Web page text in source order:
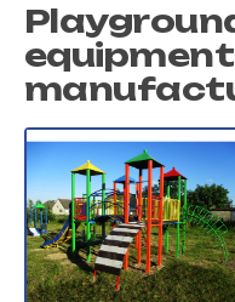
Portfolio
Готові рішення
Прайс-лист
Contacts